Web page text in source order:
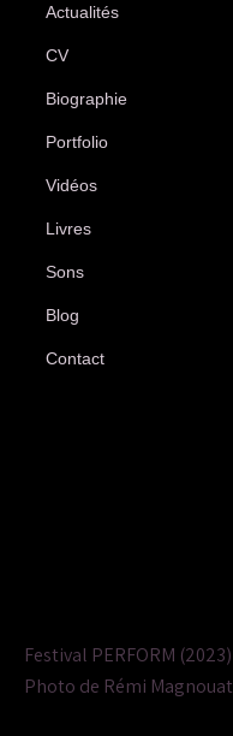
Actualités
CV
Biographie
Portfolio
Vidéos
Livres
Sons
Blog
Contact
Festival PERFORM (2023)
Photo de Rémi Magnouat